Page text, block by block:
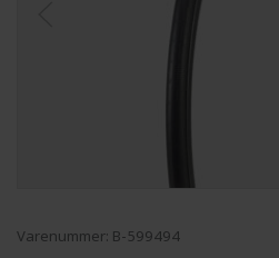
Varenummer: B-599494